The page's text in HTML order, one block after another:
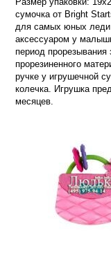
сумочка от Bright
для самых юных
аксессуаром у
период
прорезиненного
ручке у игрушечной
колечка. Игрушка
месяцев.